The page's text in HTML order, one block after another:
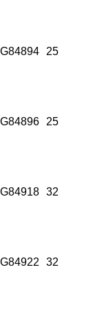
G84894 25
G84896 25
G84918 32
G84922 32